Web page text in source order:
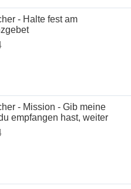
- Halte fest am
- Mission - Gib meine
empfangen hast, weiter